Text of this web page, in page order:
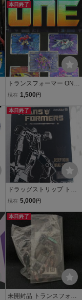
ビー TRANSFORMERS M
OVIE CARDS EMBOSSE
D FOIL CARDS Bumbleb
ee
本日終了
トランスフォーマー ONE
オフィシャル トレーディ
ーミングカード 5枚セッ
現在 1,500 円
本日終了
ドラッグストリップ トラ
ンスフォーマー ユニバー
ラブ限定 検 ドラッグスト
ライプ
現在 5,000 円
本日終了
未開封品 トランスフォー